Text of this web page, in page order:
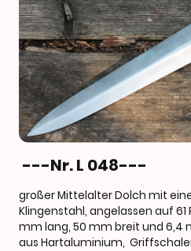
---Nr. L 048---
großer Mittelalter Dolch mit
Klingenstahl, angelassen auf 61
mm lang, 50 mm breit und 6,4
aus Hartaluminium,